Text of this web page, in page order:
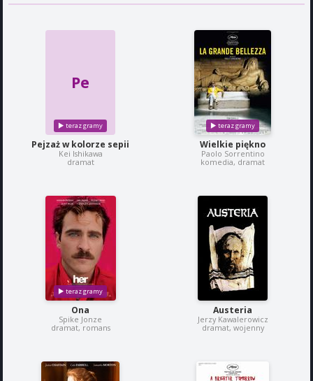
Pe
Pejzaż w kolorze sepii
Kei Ishikawa
dramat
Wielkie piękno
Paolo Sorrentino
komedia, dramat
Ona
Spike Jonze
dramat, romans
Austeria
Jerzy Kawalerowicz
dramat, wojenny